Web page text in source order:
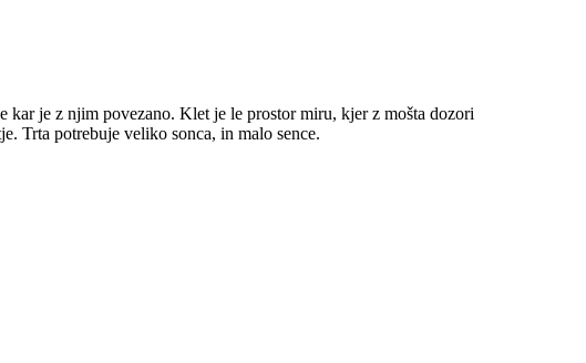
je z njim povezano. Klet je le prostor miru, kjer z mošta dozori
Trta potrebuje veliko sonca, in malo sence.